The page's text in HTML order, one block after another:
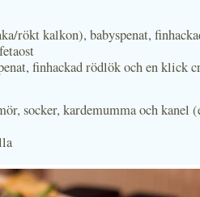
rökt kalkon), babyspenat,
finhackad rödlök och en klick
socker, kardemumma och kanel